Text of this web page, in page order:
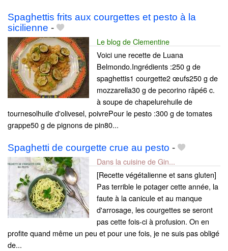
Spaghettis frits aux courgettes et pesto à la
sicilienne -
Le blog de Clementine
Voici une recette de Luana
Belmondo.Ingrédients :250 g de
spaghettis1 courgette2 œufs250 g de
mozzarella30 g de pecorino râpé6 c.
à soupe de chapelurehuile de
tournesolhuile d'olivesel, poivrePour le pesto :300 g de tomates
grappe50 g de pignons de pin80...
Spaghetti de courgette crue au pesto -
Dans la cuisine de Gin...
[Recette végétalienne et sans gluten]
Pas terrible le potager cette année, la
faute à la canicule et au manque
d'arrosage, les courgettes se seront
pas cette fois-ci à profusion. On en
profite quand même un peu et pour une fois, je ne suis pas obligé
de...